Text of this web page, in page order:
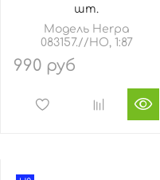
шт.
Модель Herpa
083157.//HO, 1:87
990 руб